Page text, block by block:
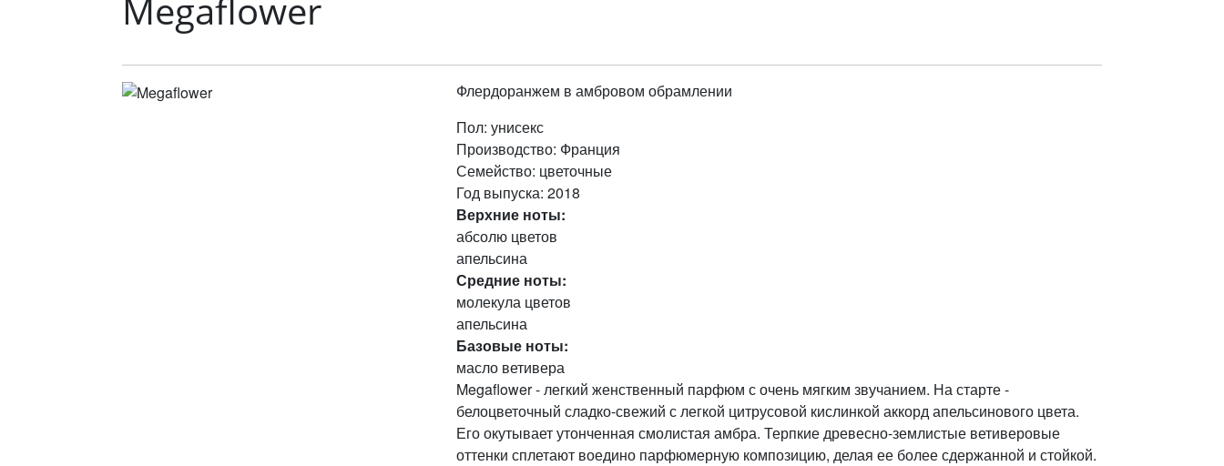
Megaflower
Флердоранжем в амбровом обрамлении
Пол: унисекс
Производство: Франция
Семейство: цветочные
Год выпуска: 2018
Верхние ноты:
абсолю цветов
апельсина
Средние ноты:
молекула цветов
апельсина
Базовые ноты:
масло ветивера
Megaflower - легкий женственный парфюм с очень мягким звучанием. На старте -
белоцветочный сладко-свежий с легкой цитрусовой кислинкой аккорд апельсинового цвета.
Его окутывает утонченная смолистая амбра. Терпкие древесно-землистые ветиверовые
оттенки сплетают воедино парфюмерную композицию, делая ее более сдержанной и стойкой.